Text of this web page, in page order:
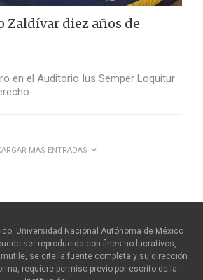
Zaldívar diez años de
en el Auditorio Ius Semper Loquitur
MÁS ENTRADAS
Universidad Nacional Autónoma de México
ser reproducida con fines no lucrativos,
se cite la fuente completa y su dirección
requiere permiso previo por escrito de la